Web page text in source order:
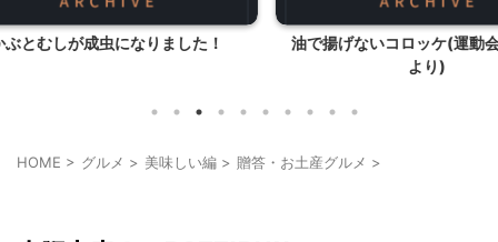
た！
油で揚げないコロッケ(運動会のお弁当
HOME > グルメ > 美味しい編 > 贈答・お土産グルメ >